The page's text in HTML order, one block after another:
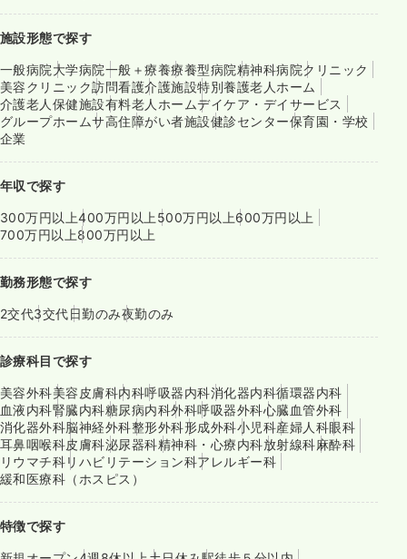
施設形態で探す
一般病院大学病院一般＋療養療養型病院精神科病院クリニック
美容クリニック訪問看護介護施設特別養護老人ホーム
介護老人保健施設有料老人ホームデイケア・デイサービス
グループホームサ高住障がい者施設健診センター保育園・学校
企業
年収で探す
300万円以上400万円以上 500万円以上600万円以上
700万円以上800万円以上
勤務形態で探す
2交代3交代日勤のみ夜勤のみ
診療科目で探す
美容外科美容皮膚科内科呼吸器内科消化器内科循環器内科
血液内科腎臓内科糖尿病内科外科呼吸器外科心臓血管外科
消化器外科脳神経外科整形外科形成外科小児科産婦人科眼科
耳鼻咽喉科皮膚科泌尿器科精神科・心療内科放射線科麻酔科
リウマチ科リハビリテーション科アレルギー科
緩和医療科（ホスピス）
特徴で探す